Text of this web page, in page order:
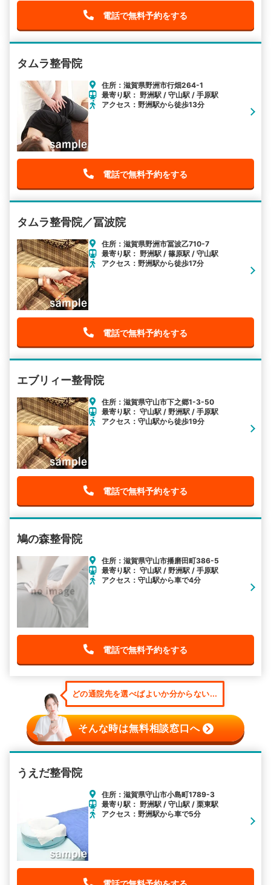
電話で無料予約をする
タムラ整骨院
住所：滋賀県野洲市行畑264-1
最寄り駅： 野洲駅 / 守山駅 / 手原駅
アクセス：野洲駅から徒歩13分
電話で無料予約をする
タムラ整骨院／冨波院
住所：滋賀県野洲市冨波乙710-7
最寄り駅： 野洲駅 / 篠原駅 / 守山駅
アクセス：野洲駅から徒歩17分
電話で無料予約をする
エブリィー整骨院
住所：滋賀県守山市下之郷1-3-50
最寄り駅： 守山駅 / 野洲駅 / 手原駅
アクセス：守山駅から徒歩19分
電話で無料予約をする
鳩の森整骨院
住所：滋賀県守山市播磨田町386-5
最寄り駅： 守山駅 / 野洲駅 / 手原駅
アクセス：守山駅から車で4分
電話で無料予約をする
どの通院先を選べばよいか分からない...
そんな時は無料相談窓口へ
うえだ整骨院
住所：滋賀県守山市小島町1789-3
最寄り駅： 野洲駅 / 守山駅 / 栗東駅
アクセス：野洲駅から車で5分